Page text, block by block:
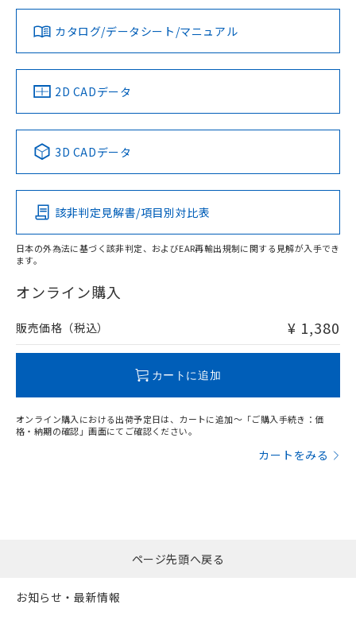
ダウンロードデータをご利用いただく前に、以下を必ずお読
みください。
ソフトウェアの使用条件
対応済み
中国 RoHS 注意事項・凡例
Pb Hg Cd Cr(VI)
O
在庫等で未対応品が混在する可能性があります。
問い合わせください。
LR型式承認
（イギリス
船舶規格）
DNV型式承認
（ノルウェー
BV型式承認
（フランス
KR型式
（韓国
No No No No
この製品の規格認証/適合状況ページへ
その他の認証はこちらのページからご検索ください
カタログ/データシート/マニュアル
2D CADデータ
3D CADデータ
該非判定見解書/項目別対比表
日本の外為法に基づく該非判定、およびEAR再輸出規制に関する見解が入手でき
ます。
オンライン購入
販売価格（税込） ¥ 1,380
カートに追加
オンライン購入における出荷予定日は、カートに追加～「ご購入手続き：価
格・納期の確認」画面にてご確認ください。
カートをみる
す。
ページ先頭へ戻る
お知らせ・最新情報